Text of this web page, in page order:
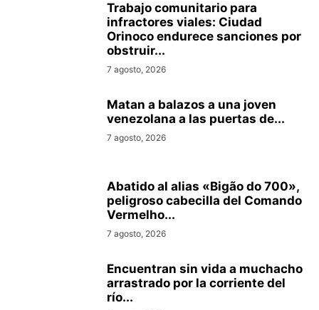
Trabajo comunitario para
infractores viales: Ciudad
Orinoco endurece sanciones por
obstruir...
7 agosto, 2026
Matan a balazos a una joven
venezolana a las puertas de...
7 agosto, 2026
Abatido al alias «Bigão do 700»,
peligroso cabecilla del Comando
Vermelho...
7 agosto, 2026
Encuentran sin vida a muchacho
arrastrado por la corriente del
río...